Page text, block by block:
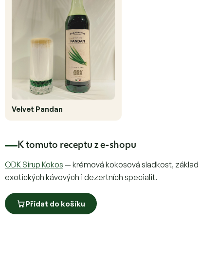
Velvet Pandan
K tomuto receptu z e-shopu
ODK Sirup Kokos — krémová kokosová sladkost, základ
exotických kávových i dezertních specialit.
Přidat do košíku